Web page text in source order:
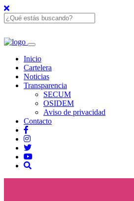
Inicio
Cartelera
Noticias
Transparencia
SECUM
OSIDEM
Aviso de privacidad
Contacto